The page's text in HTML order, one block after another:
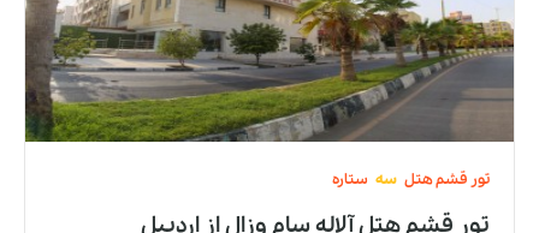
تور قشمهتل سه ستاره
تور قشم هتل آلاله سام وزالاز اردبیل